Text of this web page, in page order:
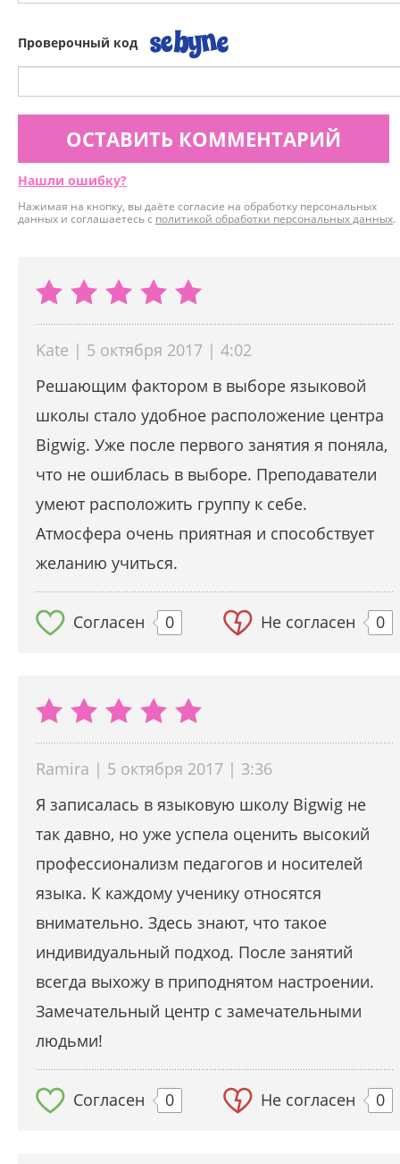
Проверочный код
ОСТАВИТЬ КОММЕНТАРИЙ
Нашли ошибку?
Нажимая на кнопку, вы даёте согласие на обработку персональных
данных и соглашаетесь с политикой обработки персональных данных.
Kate | 5 октября 2017 | 4:02
Решающим фактором в выборе языковой
школы стало удобное расположение центра
Bigwig. Уже после первого занятия я поняла,
что не ошиблась в выборе. Преподаватели
умеют расположить группу к себе.
Атмосфера очень приятная и способствует
желанию учиться.
Согласен 0 Не согласен 0
Ramira | 5 октября 2017 | 3:36
Я записалась в языковую школу Bigwig не
так давно, но уже успела оценить высокий
профессионализм педагогов и носителей
языка. К каждому ученику относятся
внимательно. Здесь знают, что такое
индивидуальный подход. После занятий
всегда выхожу в приподнятом настроении.
Замечательный центр с замечательными
людьми!
Согласен 0 Не согласен 0